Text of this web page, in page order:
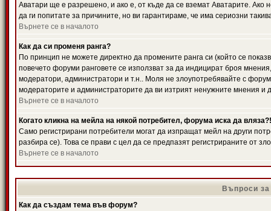
Аватари ще е разрешено, и ако е, от къде да се вземат Аватарите.
да ги попитате за причините, но ви гарантираме, че има сериозни
Върнете се в началото
Как да си променя ранга?
По принцип не можете директно да промените ранга си (който се
повечето форуми ранговете се използват за да индицират броя
модератори, администратори и т.н.. Моля не злоупотребявайте с
модераторите и администраторите да ви изтрият ненужните мнения и
Върнете се в началото
Когато кликна на мейла на някой потребител, форума иска да вляза?!
Само регистрирани потребители могат да изпращат мейл на други
разбира се). Това се прави с цел да се предпазят регистрираните от
Върнете се в началото
Въпроси
Как да създам тема във форум?